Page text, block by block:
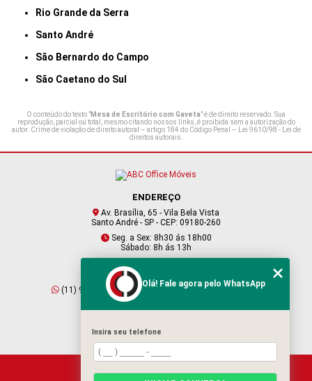
Rio Grande da Serra
Santo André
São Bernardo do Campo
São Caetano do Sul
O conteúdo do texto "Mesa de Escritório com Gaveta" é de direito reservado. Sua
reprodução, parcial ou total, mesmo citando nossos links, é proibida sem a autorização do
autor. Crime de violação de direito autoral – artigo 184 do Código Penal – Lei 9610/98 - Lei de
direitos autorais.
ENDEREÇO
Av. Brasília, 65 - Vila Bela Vista
Santo André - SP - CEP: 09180-260
Seg. a Sex: 8h30 ás 18h00
Sábado: 8h ás 13h
CONTATO
(11) 95409-2229
(11) 4901-6045
HOME
Olá! Fale agora pelo WhatsApp
Insira seu telefone